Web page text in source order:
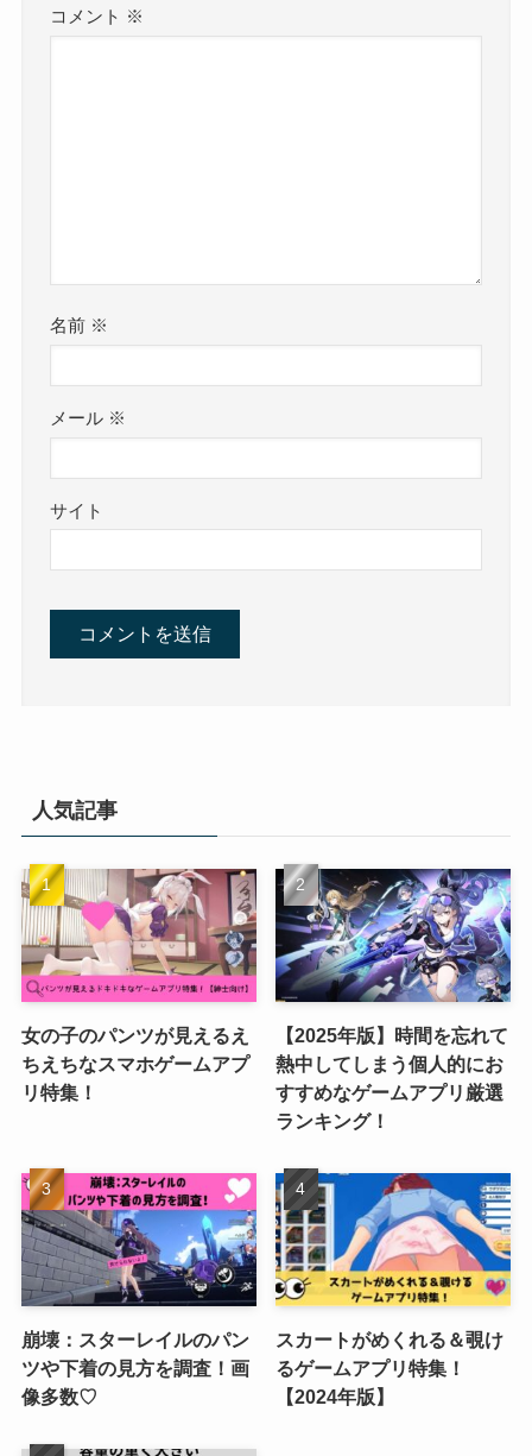
コメント ※
名前 ※
メール ※
サイト
人気記事
女の子のパンツが見えるえ
ちえちなスマホゲームアプ
リ特集！
【2025年版】時間を忘れて
熱中してしまう個人的にお
すすめなゲームアプリ厳選
ランキング！
崩壊：スターレイルのパン
ツや下着の見方を調査！画
像多数♡
スカートがめくれる＆覗け
るゲームアプリ特集！
【2024年版】